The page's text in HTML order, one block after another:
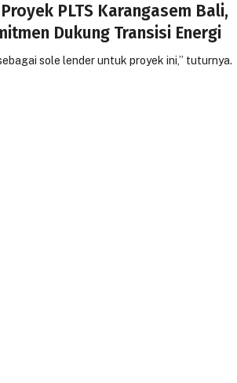
PLTS Karangasem Bali,
Dukung Transisi Energi
sole lender untuk proyek ini,” tuturnya.